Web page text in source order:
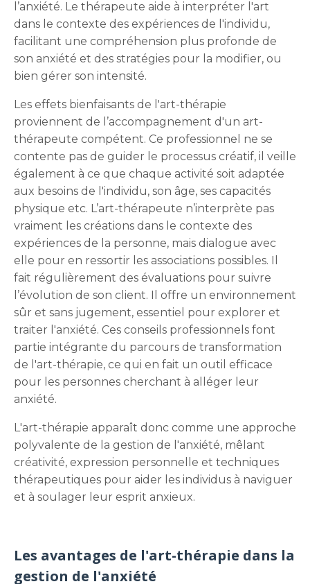
l’anxiété. Le thérapeute aide à interpréter l'art
dans le contexte des expériences de l'individu,
facilitant une compréhension plus profonde de
son anxiété et des stratégies pour la modifier, ou
bien gérer son intensité.
Les effets bienfaisants de l'art-thérapie
proviennent de l’accompagnement d'un art-
thérapeute compétent. Ce professionnel ne se
contente pas de guider le processus créatif, il veille
également à ce que chaque activité soit adaptée
aux besoins de l'individu, son âge, ses capacités
physique etc. L’art-thérapeute n’interprète pas
vraiment les créations dans le contexte des
expériences de la personne, mais dialogue avec
elle pour en ressortir les associations possibles. Il
fait régulièrement des évaluations pour suivre
l’évolution de son client. Il offre un environnement
sûr et sans jugement, essentiel pour explorer et
traiter l'anxiété. Ces conseils professionnels font
partie intégrante du parcours de transformation
de l'art-thérapie, ce qui en fait un outil efficace
pour les personnes cherchant à alléger leur
anxiété.
L'art-thérapie apparaît donc comme une approche
polyvalente de la gestion de l'anxiété, mêlant
créativité, expression personnelle et techniques
thérapeutiques pour aider les individus à naviguer
et à soulager leur esprit anxieux.
Les avantages de l'art-thérapie dans la
gestion de l'anxiété